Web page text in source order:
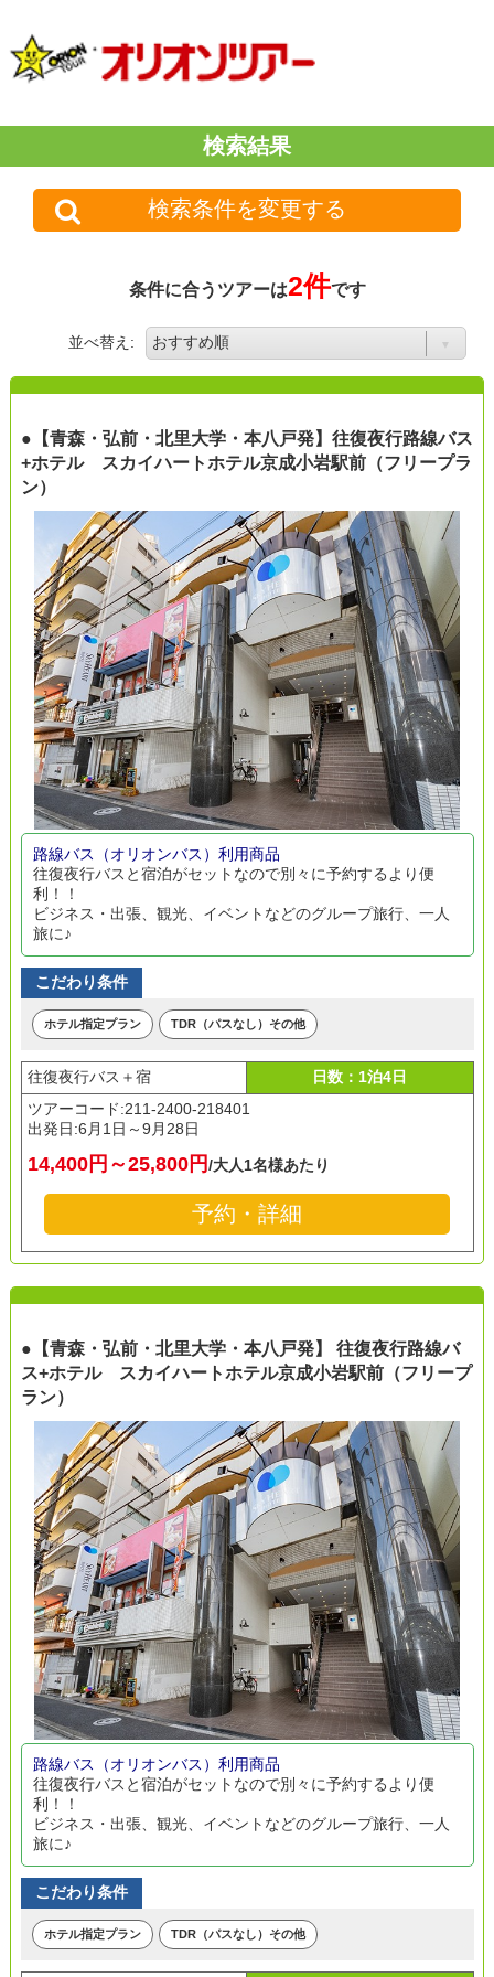
検索結果
検索条件を変更する
条件に合うツアーは2件です
並べ替え:
●【青森・弘前・北里大学・本八戸発】往復夜行路線バス
+ホテル スカイハートホテル京成小岩駅前（フリープラ
ン）
路線バス（オリオンバス）利用商品
往復夜行バスと宿泊がセットなので別々に予約するより便
利！！
ビジネス・出張、観光、イベントなどのグループ旅行、一人
旅に♪
こだわり条件
ホテル指定プラン TDR（パスなし）その他
往復夜行バス＋宿
日数：1泊4日
ツアーコード:211-2400-218401
出発日:6月1日～9月28日
14,400円～25,800円/大人1名様あたり
予約・詳細
●【青森・弘前・北里大学・本八戸発】 往復夜行路線バ
ス+ホテル スカイハートホテル京成小岩駅前（フリープ
ラン）
路線バス（オリオンバス）利用商品
往復夜行バスと宿泊がセットなので別々に予約するより便
利！！
ビジネス・出張、観光、イベントなどのグループ旅行、一人
旅に♪
こだわり条件
ホテル指定プラン TDR（パスなし）その他